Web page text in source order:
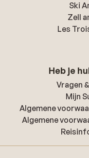
Ski
Zell
Les
Heb je
Vragen
Mijn
Algemene
Algemene